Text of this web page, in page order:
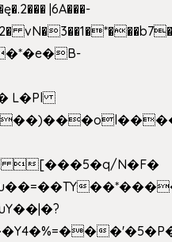
|6A���-
[���5�q/N�F�